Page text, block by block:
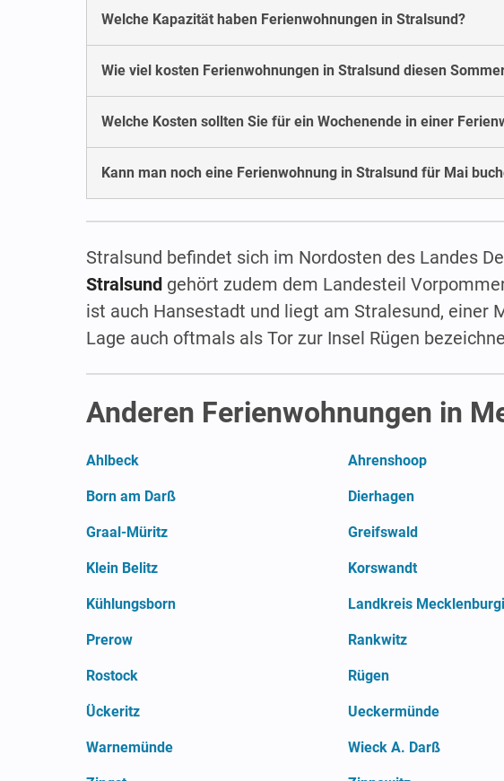
Welche Kapazität haben Ferienwohnungen in Stralsund?
Wie viel kosten Ferienwohnungen in Stralsund diesen
Welche Kosten sollten Sie für ein Wochenende in einer
Kann man noch eine Ferienwohnung in Stralsund für Mai
Stralsund befindet sich im Nordosten des Landes
Stralsund gehört zudem dem Landesteil
ist auch Hansestadt und liegt am Stralesund, einer
Lage auch oftmals als Tor zur Insel Rügen
Anderen Ferienwohnungen in
Ahlbeck Ahrenshoop
Born am Darß Dierhagen
Graal-Müritz Greifswald
Klein Belitz Korswandt
Kühlungsborn
Prerow Rankwitz
Rostock Rügen
Ückeritz Ueckermünde
Warnemünde Wieck A. Darß